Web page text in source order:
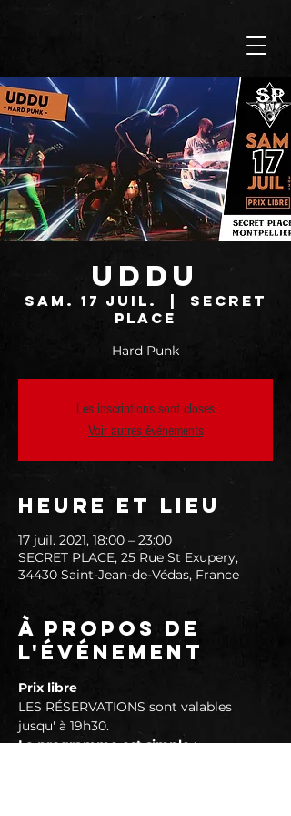
UDDU
sam. 17 juil.
SECRET
PLACE
Les inscriptions sont closes
Voir autres événements
Heure et lieu
17 juil. 2021, 18:00 – 23:00
SECRET PLACE, 25 Rue St Exupery,
34430 Saint-Jean-de-Védas, France
À propos de
l'événement
Prix libre
LES RÉSERVATIONS sont valables
jusqu' à 19h30.
Le programme est simple :